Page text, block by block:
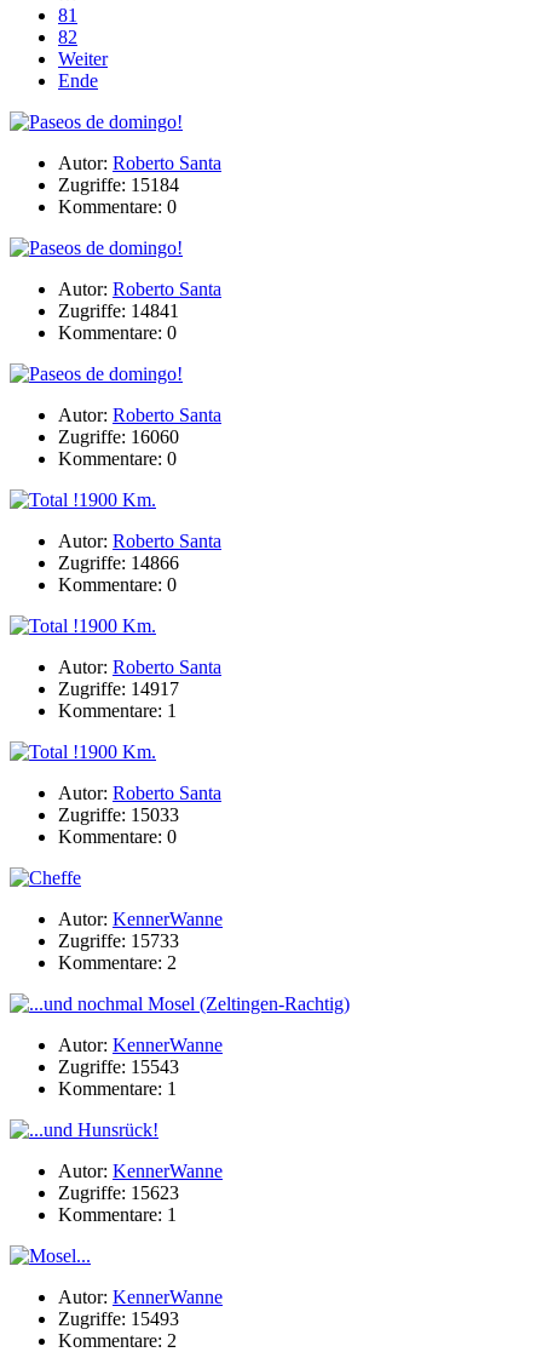
81
82
Weiter
Ende
Autor: Roberto Santa
Zugriffe: 15184
Kommentare: 0
Autor: Roberto Santa
Zugriffe: 14841
Kommentare: 0
Autor: Roberto Santa
Zugriffe: 16060
Kommentare: 0
Autor: Roberto Santa
Zugriffe: 14866
Kommentare: 0
Autor: Roberto Santa
Zugriffe: 14917
Kommentare: 1
Autor: Roberto Santa
Zugriffe: 15033
Kommentare: 0
Autor: KennerWanne
Zugriffe: 15733
Kommentare: 2
Autor: KennerWanne
Zugriffe: 15543
Kommentare: 1
Autor: KennerWanne
Zugriffe: 15623
Kommentare: 1
Autor: KennerWanne
Zugriffe: 15493
Kommentare: 2